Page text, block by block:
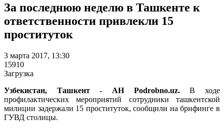
За последнюю неделю в Ташкенте к
ответственности привлекли 15
проституток
3 марта 2017, 13:30
15910
Загрузка
Узбекистан, Ташкент - АН Podrobno.uz.В ходе
профилактических мероприятий сотрудники ташкентской
милиции задержали 15 проституток, сообщили на брифинге в
ГУВД столицы.